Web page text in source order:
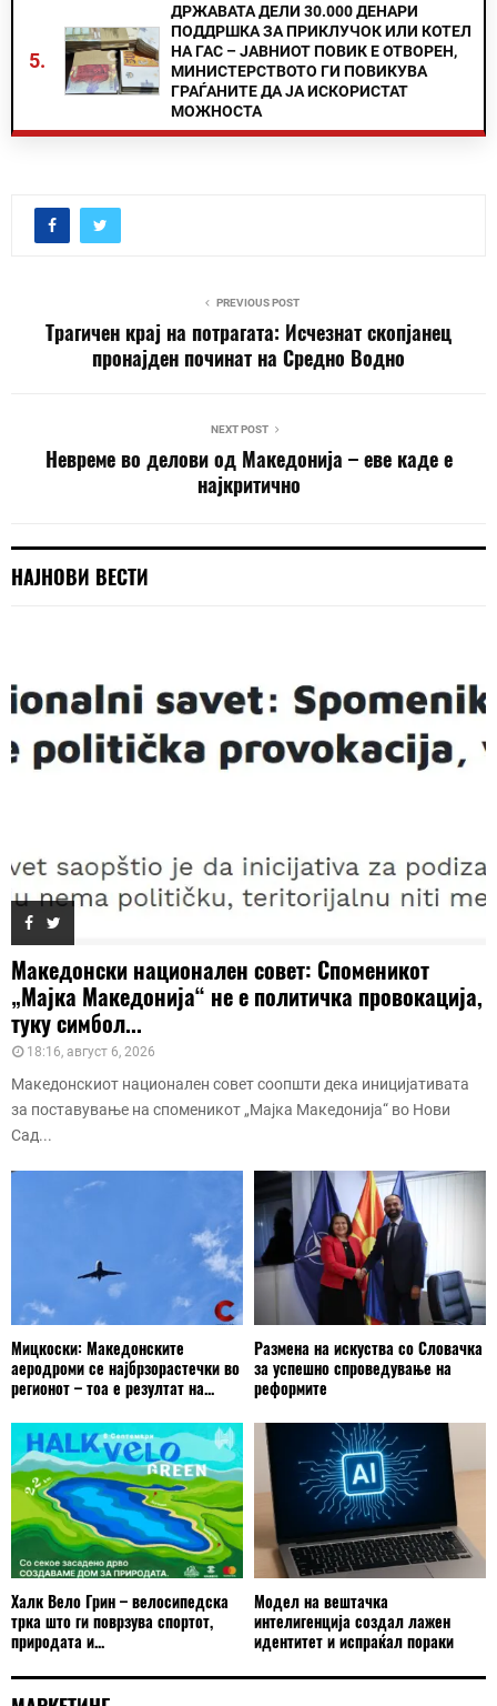
5.
ДРЖАВАТА ДЕЛИ 30.000 ДЕНАРИ
ПОДДРШКА ЗА ПРИКЛУЧОК ИЛИ КОТЕЛ
НА ГАС – ЈАВНИОТ ПОВИК Е ОТВОРЕН,
МИНИСТЕРСТВОТО ГИ ПОВИКУВА
ГРАЃАНИТЕ ДА ЈА ИСКОРИСТАТ
МОЖНОСТА
PREVIOUS POST
Трагичен крај на потрагата: Исчезнат скопјанец
пронајден починат на Средно Водно
NEXT POST
Невреме во делови од Македонија – еве каде е
најкритично
НАЈНОВИ ВЕСТИ
Македонски национален совет: Споменикот
„Мајка Македонија“ не е политичка провокација,
туку симбол...
18:16, август 6, 2026
Македонскиот национален совет соопшти дека иницијативата
за поставување на споменикот „Мајка Македонија“ во Нови
Сад...
Мицкоски: Македонските
аеродроми се најбрзорастечки во
регионот – тоа е резултат на...
Размена на искуства со Словачка
за успешно спроведување на
реформите
Халк Вело Грин – велосипедска
трка што ги поврзува спортот,
природата и...
Модел на вештачка
интелигенција создал лажен
идентитет и испраќал пораки